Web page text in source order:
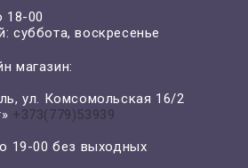
18-00
суббота, воскресенье
магазин:
ул. Комсомольская 16/2
+373(779)53939
19-00 без выходных